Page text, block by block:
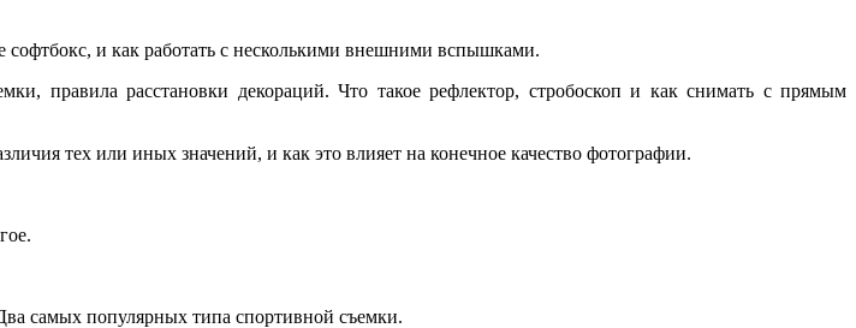
софтбокс, и как работать с несколькими внешними вспышками.
правила расстановки декораций. Что такое рефлектор, стробоскоп и как снимать с прямым
тех или иных значений, и как это влияет на конечное качество фотографии.
самых популярных типа спортивной съемки.